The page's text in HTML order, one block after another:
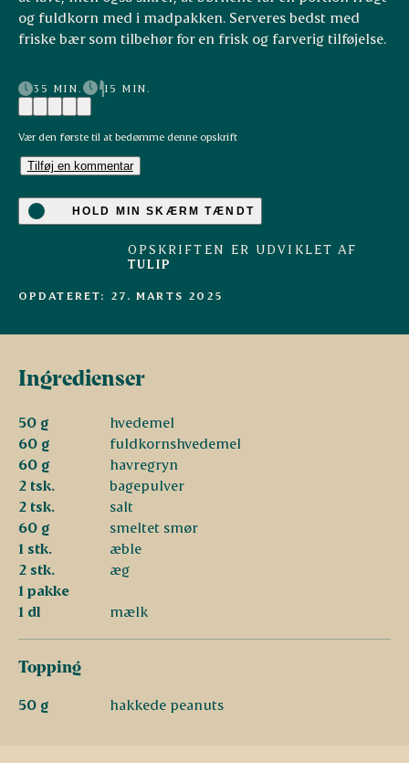
og fuldkorn med i madpakken. Serveres bedst med
friske bær som tilbehør for en frisk og farverig tilføjelse.
35 MIN. 15 MIN.
Vær den første til at bedømme denne opskrift
Tilføj en kommentar
HOLD MIN SKÆRM TÆNDT
OPSKRIFTEN ER UDVIKLET AF
TULIP
OPDATERET: 27. MARTS 2025
Ingredienser
50 g
hvedemel
60 g
fuldkornshvedemel
60 g
havregryn
2 tsk.
bagepulver
2 tsk.
salt
60 g
smeltet smør
1 stk.
æble
2 stk.
æg
1 pakke
1 dl
mælk
Topping
50 g hakkede peanuts